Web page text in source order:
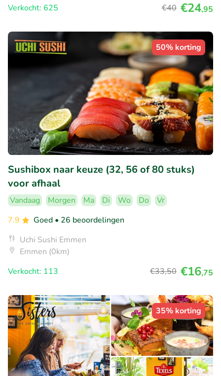
Verkocht: 625 €40 €24,95
50% korting
Sushibox naar keuze (32, 56 of 80 stuks)
voor afhaal
Vandaag Morgen Ma Di Wo Do
Vr
7.9
Goed • 26 beoordelingen
Uchi Sushi Emmen
Emmen (0km)
Verkocht: 113
€33,50 €16,75
35% korting